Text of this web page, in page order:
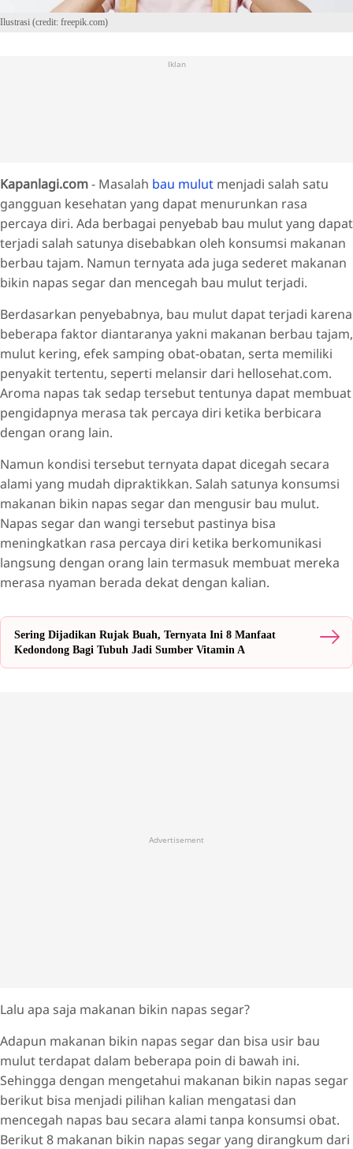
Ilustrasi (credit: freepik.com)
Iklan
Kapanlagi.com- Masalah bau mulut menjadi salah satu
gangguan kesehatan yang dapat menurunkan rasa
percaya diri. Ada berbagai penyebab bau mulut yang dapat
terjadi salah satunya disebabkan oleh konsumsi makanan
berbau tajam. Namun ternyata ada juga sederet makanan
bikin napas segar dan mencegah bau mulut terjadi.
Berdasarkan penyebabnya, bau mulut dapat terjadi karena
beberapa faktor diantaranya yakni makanan berbau tajam,
mulut kering, efek samping obat-obatan, serta memiliki
penyakit tertentu, seperti melansir dari hellosehat.com.
Aroma napas tak sedap tersebut tentunya dapat membuat
pengidapnya merasa tak percaya diri ketika berbicara
dengan orang lain.
Namun kondisi tersebut ternyata dapat dicegah secara
alami yang mudah dipraktikkan. Salah satunya konsumsi
makanan bikin napas segar dan mengusir bau mulut.
Napas segar dan wangi tersebut pastinya bisa
meningkatkan rasa percaya diri ketika berkomunikasi
langsung dengan orang lain termasuk membuat mereka
merasa nyaman berada dekat dengan kalian.
Sering Dijadikan Rujak Buah, Ternyata Ini 8 Manfaat
Kedondong Bagi Tubuh Jadi Sumber Vitamin A
Advertisement
Lalu apa saja makanan bikin napas segar?
Adapun makanan bikin napas segar dan bisa usir bau
mulut terdapat dalam beberapa poin di bawah ini.
Sehingga dengan mengetahui makanan bikin napas segar
berikut bisa menjadi pilihan kalian mengatasi dan
mencegah napas bau secara alami tanpa konsumsi obat.
Berikut 8 makanan bikin napas segar yang dirangkum dari